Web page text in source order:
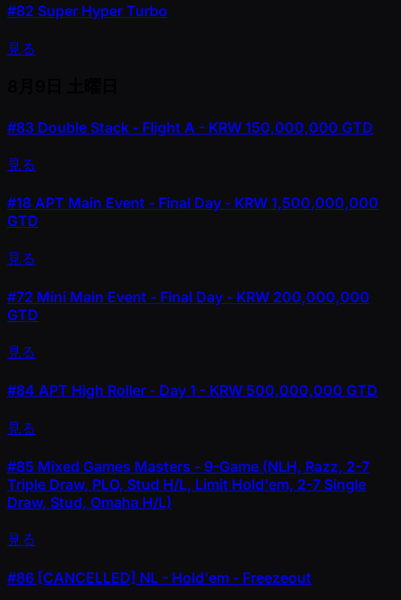
#82 Super Hyper Turbo
見る
#83 Double Stack - Flight A - KRW 150,000,000 GTD
見る
#18 APT Main Event - Final Day - KRW 1,500,000,000
GTD
見る
#72 Mini Main Event - Final Day - KRW 200,000,000
GTD
見る
#84 APT High Roller - Day 1 - KRW 500,000,000 GTD
見る
#85 Mixed Games Masters - 9-Game (NLH, Razz, 2-7
Triple Draw, PLO, Stud H/L, Limit Hold'em, 2-7 Single
Draw, Stud, Omaha H/L)
見る
#86 [CANCELLED] NL - Hold'em - Freezeout